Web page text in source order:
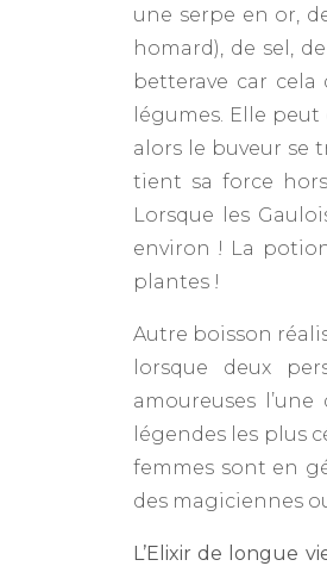
une serpe en or,
homard), de sel,
betterave car
légumes. Elle
alors le buveur se
tient sa force
Lorsque les
environ ! La
plantes !
Autre boisson
lorsque deux
amoureuses
légendes les plus
femmes sont en
des magiciennes
L’Elixir de longue